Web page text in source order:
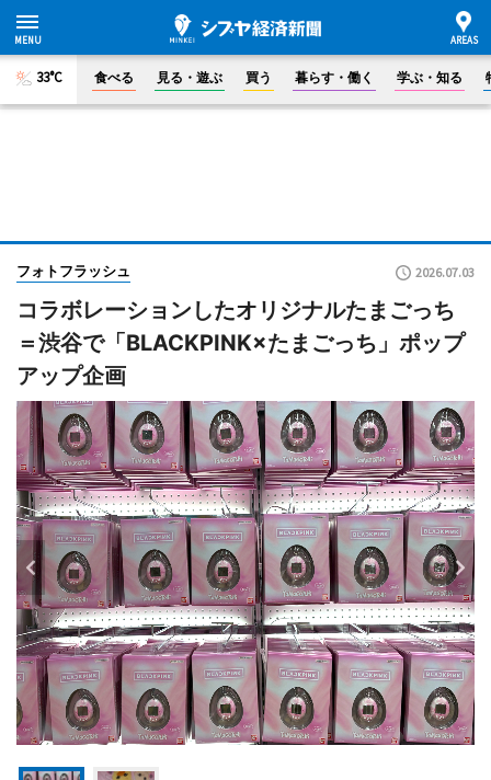
33°C 食べる 見る・遊ぶ 買う 暮らす・働く 学ぶ・知る
フォトフラッシュ 2026.07.03
コラボレーションしたオリジナルたまごっち
＝渋谷で「BLACKPINK×たまごっち」ポップ
アップ企画